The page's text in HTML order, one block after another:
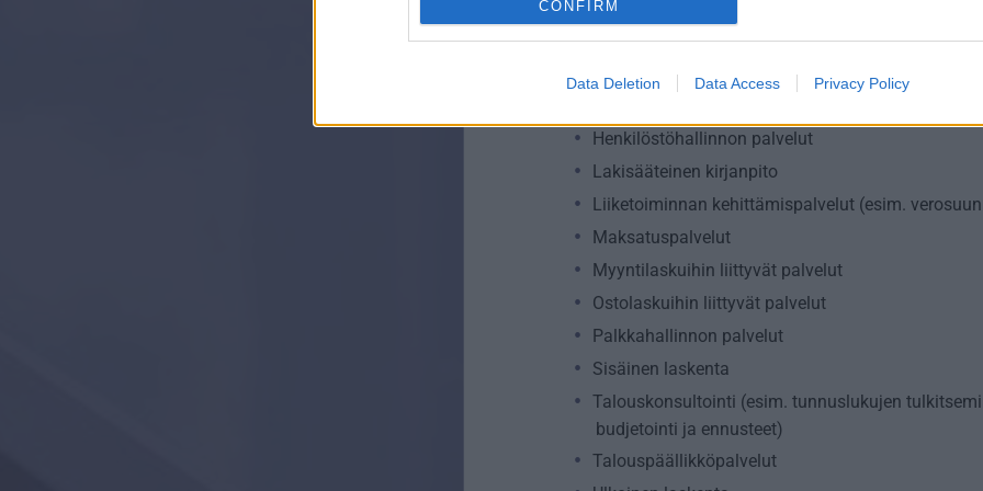
CONFIRM
Data Deletion Data Access Privacy Policy
Palvelutarjonta
Henkilöstöhallinnon palvelut
Lakisääteinen kirjanpito
Liiketoiminnan kehittämispalvelut (esim.
Maksatuspalvelut
Myyntilaskuihin liittyvät palvelut
Ostolaskuihin liittyvät palvelut
Palkkahallinnon palvelut
Sisäinen laskenta
Talouskonsultointi (esim. tunnuslukujen
budjetointi ja ennusteet)
Talouspäällikköpalvelut